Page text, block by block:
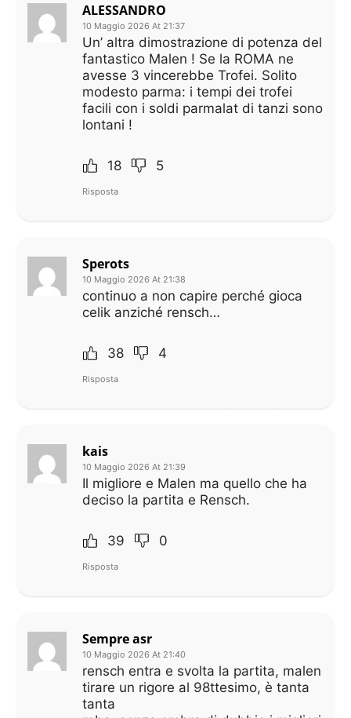
ALESSANDRO
10 Maggio 2026 At 21:37
Un’ altra dimostrazione di potenza del
fantastico Malen ! Se la ROMA ne
avesse 3 vincerebbe Trofei. Solito
modesto parma: i tempi dei trofei
facili con i soldi parmalat di tanzi sono
lontani !
18 5
Risposta
Sperots
10 Maggio 2026 At 21:38
continuo a non capire perché gioca
celik anziché rensch…
38 4
Risposta
kais
10 Maggio 2026 At 21:39
Il migliore e Malen ma quello che ha
deciso la partita e Rensch.
39 0
Risposta
Sempre asr
10 Maggio 2026 At 21:40
rensch entra e svolta la partita, malen
tirare un rigore al 98ttesimo, è tanta
tanta